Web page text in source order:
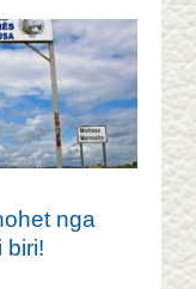
nga
biri!